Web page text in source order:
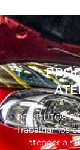
PRODUTOS
Trabalhamos
atender a